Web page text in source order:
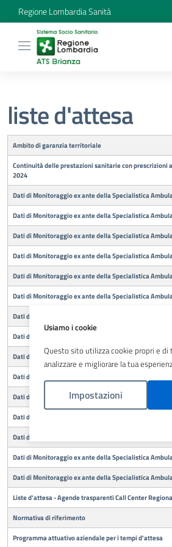
Regione Lombardia Sanità
liste d'attesa
Titolo
Ambito di garanzia territoriale
Continuità delle prestazioni sanitarie con prescrizioni
2024
Dati di Monitoraggio ex ante della Specialistica
Dati di Monitoraggio ex ante della Specialistica
Dati di Monitoraggio ex ante della Specialistica
Dati di Monitoraggio ex ante della Specialistica
Dati di Monitoraggio ex ante della Specialistica
Dati di Monitoraggio ex ante della Specialistica
Dati di Monitoraggio ex ante della Specialistica
Dati di Monitoraggio ex ante della Specialistica
Dati di Monitoraggio ex ante della Specialistica
Dati di Monitoraggio ex ante della Specialistica
Dati di Monitoraggio ex ante della Specialistica
Dati di Monitoraggio ex ante della Specialistica
Dati di Monitoraggio ex ante della Specialistica
Dati di Monitoraggio ex ante della Specialistica
Dati di Monitoraggio ex ante della Specialistica
Liste d'attesa - Agende trasparenti Call Center
Normativa di riferimento
Programma attuativo aziendale per i tempi d'attesa
Usiamo i cookie
Questo sito utilizza cookie propri e di
analizzare e migliorare la tua
Impostazioni